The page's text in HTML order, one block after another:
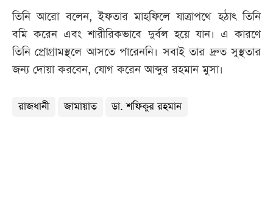
তিনি আরো বলেন, ইফতার মাহফিলে যাত্রাপথে হঠাৎ তিনি
বমি করেন এবং শারীরিকভাবে দুর্বল হয়ে যান। এ কারণে
তিনি প্রোগ্রামস্থলে আসতে পারেননি। সবাই তার দ্রুত সুস্থতার
জন্য দোয়া করবেন, যোগ করেন আব্দুর রহমান মুসা।
রাজধানী জামায়াত ডা. শফিকুর রহমান